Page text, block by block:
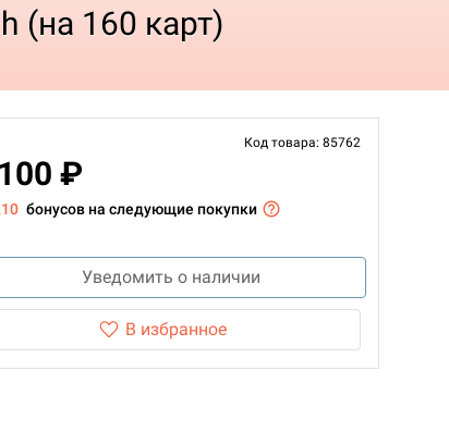
(на 160 карт)
Код товара: 85762
₽
бонусов на следующие покупки
Уведомить о наличии
В избранное